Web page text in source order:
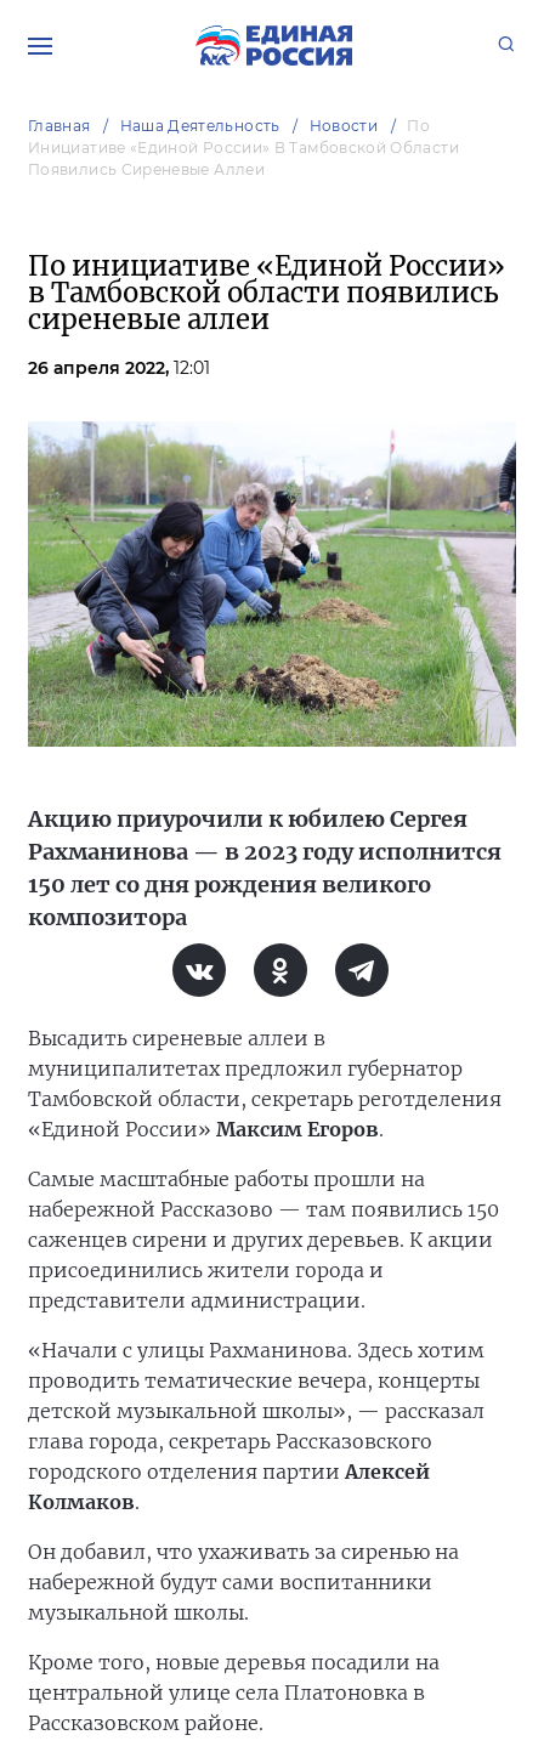
Главная Наша Деятельность Новости
По
Инициативе «Единой России» В Тамбовской Области
Появились Сиреневые Аллеи
По инициативе «Единой России»
в Тамбовской области появились
сиреневые аллеи
26 апреля 2022, 12:01
Акцию приурочили к юбилею Сергея
Рахманинова — в 2023 году исполнится
150 лет со дня рождения великого
композитора
Высадить сиреневые аллеи в
муниципалитетах предложил губернатор
Тамбовской области, секретарь реготделения
«Единой России» Максим Егоров.
Самые масштабные работы прошли на
набережной Рассказово — там появились 150
саженцев сирени и других деревьев. К акции
присоединились жители города и
представители администрации.
«Начали с улицы Рахманинова. Здесь хотим
проводить тематические вечера, концерты
детской музыкальной школы», — рассказал
глава города, секретарь Рассказовского
городского отделения партииАлексей
Колмаков.
Он добавил, что ухаживать за сиренью на
набережной будут сами воспитанники
музыкальной школы.
Кроме того, новые деревья посадили на
центральной улице села Платоновка в
Рассказовском районе.